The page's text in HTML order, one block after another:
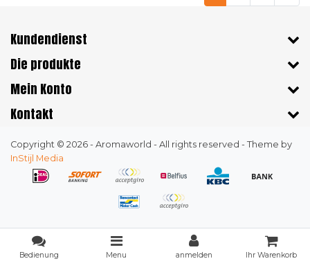
Kundendienst
Die produkte
Mein Konto
Kontakt
Copyright © 2026 - Aromaworld - All rights reserved - Theme by
InStijl Media
Bedienung Menu anmelden Ihr Warenkorb